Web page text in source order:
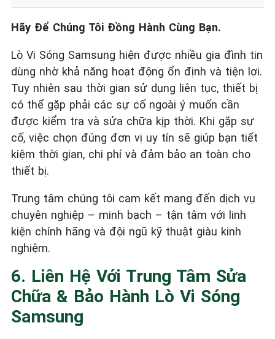
Hãy Để Chúng Tôi Đồng Hành Cùng Bạn.
Lò Vi Sóng Samsung hiện được nhiều gia đình tin
dùng nhờ khả năng hoạt động ổn định và tiện lợi.
Tuy nhiên sau thời gian sử dụng liên tục, thiết bị
có thể gặp phải các sự cố ngoài ý muốn cần
được kiểm tra và sửa chữa kịp thời. Khi gặp sự
cố, việc chọn đúng đơn vị uy tín sẽ giúp bạn tiết
kiệm thời gian, chi phí và đảm bảo an toàn cho
thiết bị.
Trung tâm chúng tôi cam kết mang đến dịch vụ
chuyên nghiệp – minh bạch – tận tâm với linh
kiện chính hãng và đội ngũ kỹ thuật giàu kinh
nghiệm.
6. Liên Hệ Với Trung Tâm Sửa
Chữa & Bảo Hành Lò Vi Sóng
Samsung